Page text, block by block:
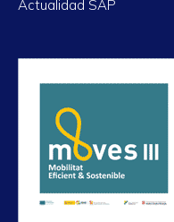
Actualidad SAP